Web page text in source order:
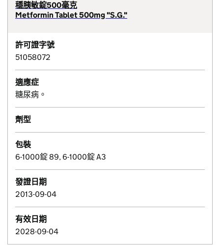
穩胰敏錠500毫克
Metformin Tablet 500mg "S.G."
許可證字號
51058072
適應症
糖尿病。
劑型
包裝
6-1000錠 89, 6-1000錠 A3
發證日期
2013-09-04
有效日期
2028-09-04